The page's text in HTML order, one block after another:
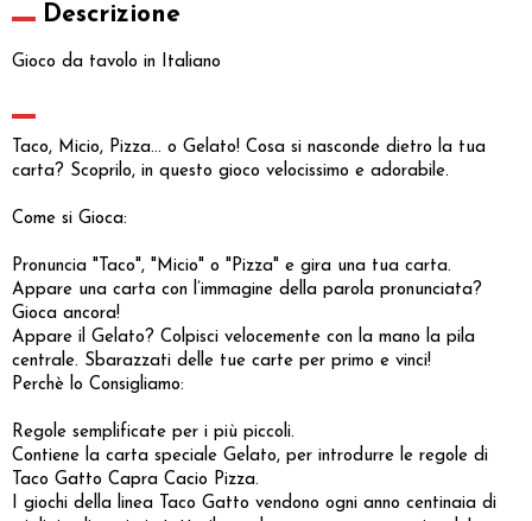
Descrizione
Gioco da tavolo in Italiano
Taco, Micio, Pizza... o Gelato! Cosa si nasconde dietro la tua
carta? Scoprilo, in questo gioco velocissimo e adorabile.
Come si Gioca:
Pronuncia "Taco", "Micio" o "Pizza" e gira una tua carta.
Appare una carta con l’immagine della parola pronunciata?
Gioca ancora!
Appare il Gelato? Colpisci velocemente con la mano la pila
centrale. Sbarazzati delle tue carte per primo e vinci!
Perchè lo Consigliamo:
Regole semplificate per i più piccoli.
Contiene la carta speciale Gelato, per introdurre le regole di
Taco Gatto Capra Cacio Pizza.
I giochi della linea Taco Gatto vendono ogni anno centinaia di